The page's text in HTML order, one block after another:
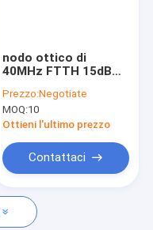
nodo ottico di
40MHz FTTH 15dBm
Prezzo:Negotiate
MOQ:10
Ottieni l'ultimo prezzo
Contattaci